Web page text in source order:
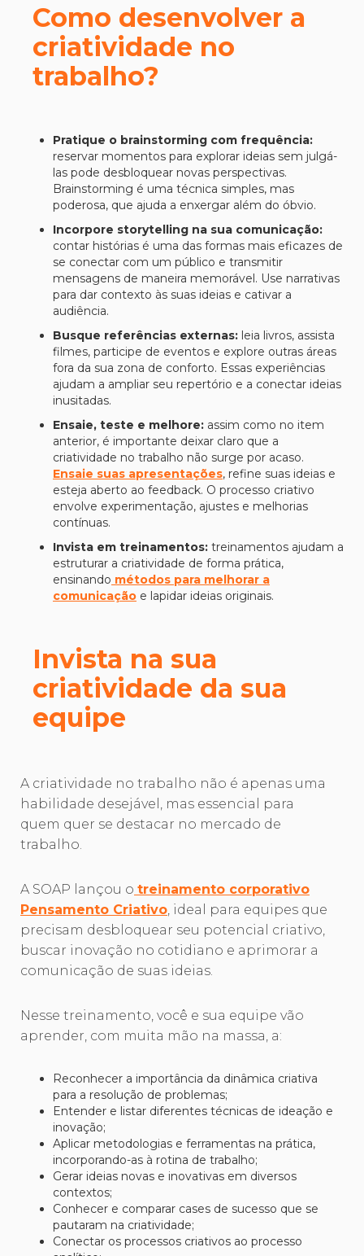
Como desenvolver a
criatividade no
trabalho?
Pratique o brainstorming com frequência:
reservar momentos para explorar ideias sem julgá-
las pode desbloquear novas perspectivas.
Brainstorming é uma técnica simples, mas
poderosa, que ajuda a enxergar além do óbvio.
Incorpore storytelling na sua comunicação:
contar histórias é uma das formas mais eficazes de
se conectar com um público e transmitir
mensagens de maneira memorável. Use narrativas
para dar contexto às suas ideias e cativar a
audiência.
Busque referências externas: leia livros, assista
filmes, participe de eventos e explore outras áreas
fora da sua zona de conforto. Essas experiências
ajudam a ampliar seu repertório e a conectar ideias
inusitadas.
Ensaie, teste e melhore: assim como no item
anterior, é importante deixar claro que a
criatividade no trabalho não surge por acaso.
Ensaie suas apresentações, refine suas ideias e
esteja aberto ao feedback. O processo criativo
envolve experimentação, ajustes e melhorias
contínuas.
Invista em treinamentos: treinamentos ajudam a
estruturar a criatividade de forma prática,
ensinando métodos para melhorar a
comunicação e lapidar ideias originais.
Invista na sua
criatividade da sua
equipe
A criatividade no trabalho não é apenas uma
habilidade desejável, mas essencial para
quem quer se destacar no mercado de
trabalho.
A SOAP lançou o treinamento corporativo
Pensamento Criativo, ideal para equipes que
precisam desbloquear seu potencial criativo,
buscar inovação no cotidiano e aprimorar a
comunicação de suas ideias.
Nesse treinamento, você e sua equipe vão
aprender, com muita mão na massa, a:
Reconhecer a importância da dinâmica criativa
para a resolução de problemas;
Entender e listar diferentes técnicas de ideação e
inovação;
Aplicar metodologias e ferramentas na prática,
incorporando-as à rotina de trabalho;
Gerar ideias novas e inovativas em diversos
contextos;
Conhecer e comparar cases de sucesso que se
pautaram na criatividade;
Conectar os processos criativos ao processo